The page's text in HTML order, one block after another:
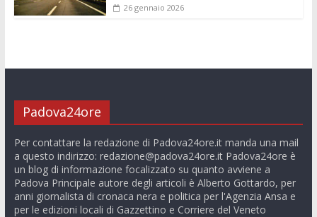
26 gennaio 2026
Padova24ore
Per contattare la redazione di Padova24ore.it manda una mail
a questo indirizzo: redazione@padova24ore.itPadova24ore è
un blog di informazione focalizzato su quanto avviene a
Padova Principale autore degli articoli è Alberto Gottardo, per
anni giornalista di cronaca nera e politica per l'Agenzia Ansa e
per le edizioni locali di Gazzettino e Corriere del Veneto